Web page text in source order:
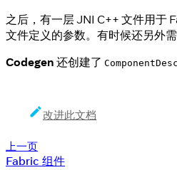
之后，有一层 JNI C++ 文件用于
文件定义的参数。有时候还另外
Codegen 还创建了
改进此文档
上一页
Fabric 组件